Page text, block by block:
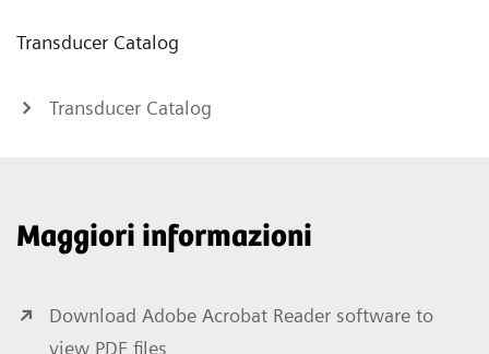
Transducer Catalog
Transducer Catalog
Maggiori informazioni
Download Adobe Acrobat Reader software to
view PDF files